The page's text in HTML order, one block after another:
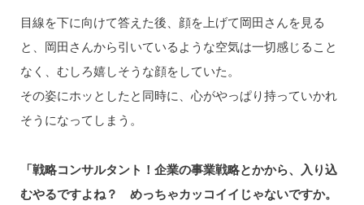
目線を下に向けて答えた後、顔を上げて岡田さんを見る
と、岡田さんから引いているような空気は一切感じること
なく、むしろ嬉しそうな顔をしていた。
その姿にホッとしたと同時に、心がやっぱり持っていかれ
そうになってしまう。
「戦略コンサルタント！企業の事業戦略とかから、入り込
むやるですよね？ めっちゃカッコイイじゃないですか。